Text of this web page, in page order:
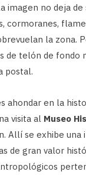
imagen no deja de
cormoranes,
la zona.
de telón de fondo
postal.
ahondar en la
visita al Museo
Allí se exhibe una
de gran valor